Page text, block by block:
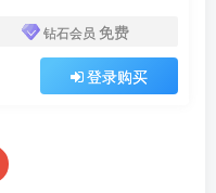
钻石会员 免费
登录购买